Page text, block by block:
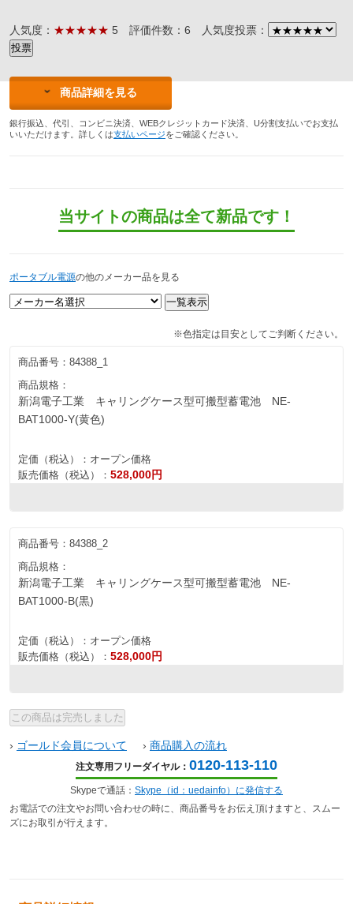
人気度： ★★★★★ 5 評価件数：6 人気度投票：
商品詳細を見る
銀行振込、代引、コンビニ決済、WEBクレジットカード決済、U分割支払いでお支払
いいただけます。詳しくは支払いページをご確認ください。
当サイトの商品は全て新品です！
ポータブル電源の他のメーカー品を見る
※色指定は目安としてご判断ください。
商品番号： 84388_1
商品規格：
新潟電子工業 キャリングケース型可搬型蓄電池 NE-
BAT1000-Y(黄色)
定価（税込）： オープン価格
販売価格（税込）： 528,000円
商品番号： 84388_2
商品規格：
新潟電子工業 キャリングケース型可搬型蓄電池 NE-
BAT1000-B(黒)
定価（税込）： オープン価格
販売価格（税込）： 528,000円
› ゴールド会員について › 商品購入の流れ
注文専用フリーダイヤル： 0120-113-110
Skypeで通話： Skype（id：uedainfo）に発信する
お電話での注文やお問い合わせの時に、商品番号をお伝え頂けますと、スムー
ズにお取引が行えます。